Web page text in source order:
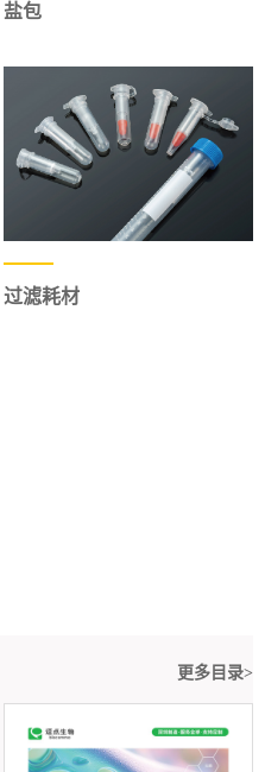
盐包
过滤耗材
更多目录>